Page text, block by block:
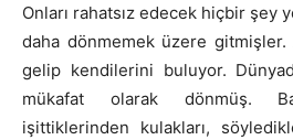
Onları rahatsız edecek hiçbir şey
daha dönmemek üzere
gelip kendilerini buluyor.
mükafat olarak dönmüş.
işittiklerinden kulakları,